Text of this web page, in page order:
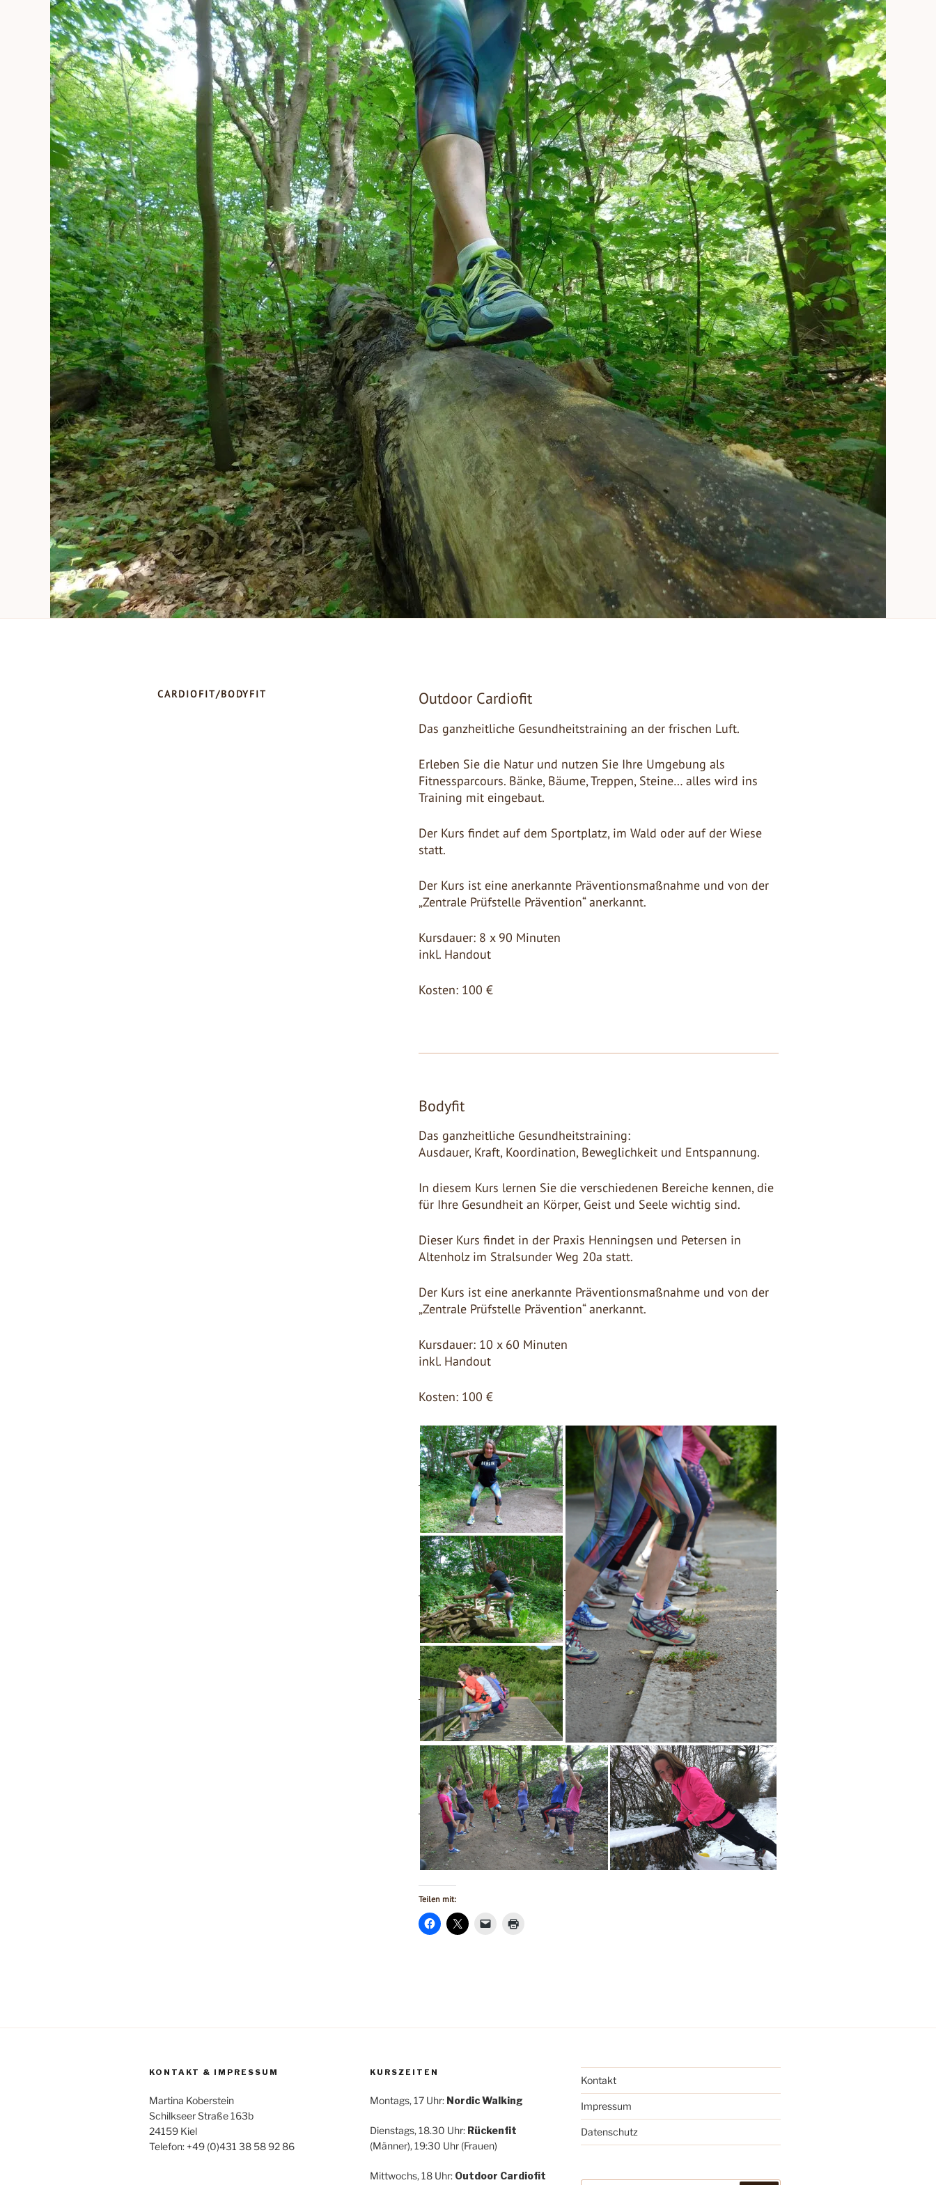
CARDIOFIT/BODYFIT Outdoor Cardiofit
Das ganzheitliche Gesundheitstraining an der frischen Luft.
Erleben Sie die Natur und nutzen Sie Ihre Umgebung als
Fitnessparcours. Bänke, Bäume, Treppen, Steine… alles wird ins
Training mit eingebaut.
Der Kurs findet auf dem Sportplatz, im Wald oder auf der Wiese
statt.
Der Kurs ist eine anerkannte Präventionsmaßnahme und von der
„Zentrale Prüfstelle Prävention“ anerkannt.
Kursdauer: 8 x 90 Minuten
inkl. Handout
Kosten: 100 €
Bodyfit
Das ganzheitliche Gesundheitstraining:
Ausdauer, Kraft, Koordination, Beweglichkeit und Entspannung.
In diesem Kurs lernen Sie die verschiedenen Bereiche kennen, die
für Ihre Gesundheit an Körper, Geist und Seele wichtig sind.
Dieser Kurs findet in der Praxis Henningsen und Petersen in
Altenholz im Stralsunder Weg 20a statt.
Der Kurs ist eine anerkannte Präventionsmaßnahme und von der
„Zentrale Prüfstelle Prävention“ anerkannt.
Kursdauer: 10 x 60 Minuten
inkl. Handout
Kosten: 100 €
Teilen mit:
KONTAKT & IMPRESSUM
Martina Koberstein
Schilkseer Straße 163b
24159 Kiel
Telefon: +49 (0)431 38 58 92 86
KURSZEITEN
Montags, 17 Uhr: Nordic Walking
Dienstags, 18.30 Uhr: Rückenfit
(Männer), 19:30 Uhr (Frauen)
Mittwochs, 18 Uhr: Outdoor Cardiofit
Kontakt
Impressum
Datenschutz